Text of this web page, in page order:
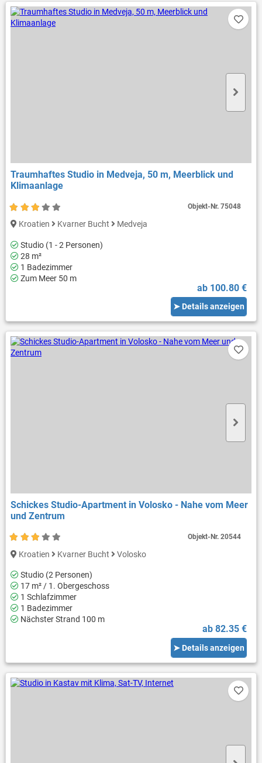
Traumhaftes Studio in Medveja, 50 m, Meerblick und
Klimaanlage
Kroatien Kvarner Bucht Medveja
Studio (1 - 2 Personen)
28 m²
1 Badezimmer
Zum Meer 50 m
ab 100.80 €
➤ Details anzeigen
Objekt-Nr.75048
Schickes Studio-Apartment in Volosko - Nahe vom Meer
und Zentrum
Kroatien Kvarner Bucht Volosko
Studio (2 Personen)
17 m² / 1. Obergeschoss
1 Schlafzimmer
1 Badezimmer
Nächster Strand 100 m
ab 82.35 €
➤ Details anzeigen
Objekt-Nr.20544